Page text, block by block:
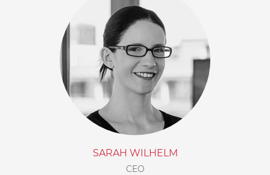
SARAH WILHELM
CEO